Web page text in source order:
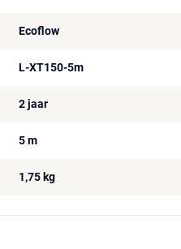
Ecoflow
L-XT150-5m
2 jaar
5 m
1,75 kg